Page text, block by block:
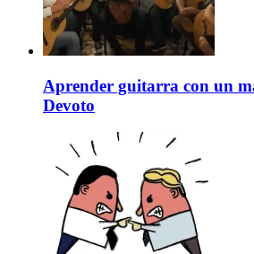
Aprender guitarra con un
Devoto